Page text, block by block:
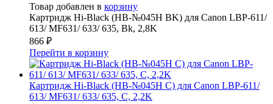
Товар добавлен в корзину
Картридж Hi-Black (HB-№045H BK) для Canon LBP-611/
613/ MF631/ 633/ 635, Bk, 2,8K
866 ₽
Перейти в корзину
Картридж Hi-Black (HB-№045H C) для Canon LBP-611/
613/ MF631/ 633/ 635, C, 2,2K